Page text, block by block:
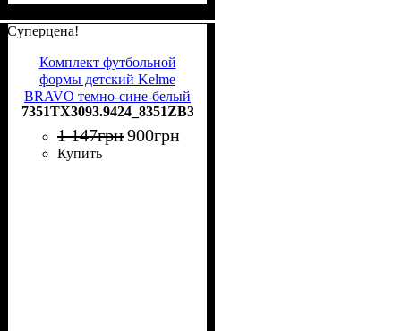
Суперцена!
Комплект футбольной
формы детский Kelme
BRAVO темно-сине-белый
7351TX3093.9424_8351ZB3143.9416
7351TX3093.9424_8351ZB3143.9416
1 147грн900грн
Купить